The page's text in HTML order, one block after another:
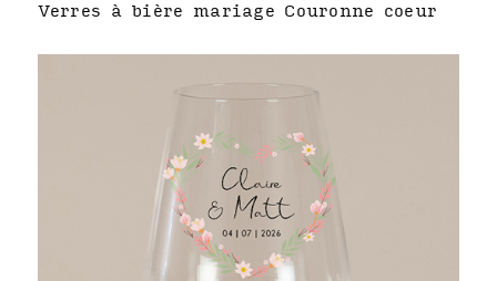
Verres à bière mariage Couronne coeur